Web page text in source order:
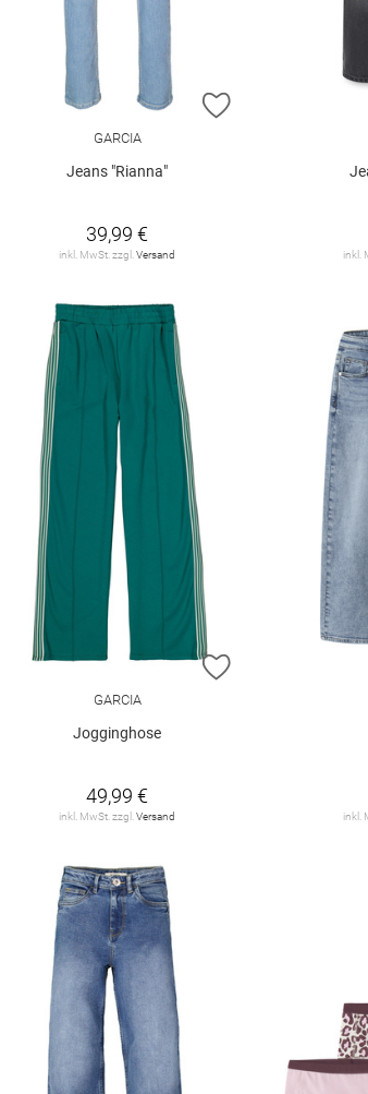
HINZUFÜGEN ZUR
GARCIA
Jeans "Rianna"
39,99 €
inkl. MwSt. zzgl.Versand inkl.
HINZUFÜGEN ZUR
GARCIA
Jogginghose
49,99 €
inkl. MwSt. zzgl.Versand inkl.